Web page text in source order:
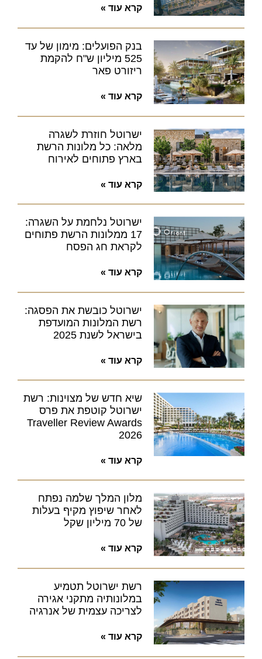
קרא עוד »
בנק הפועלים: מימון של עד
525 מיליון ש"ח להקמת
ריזורט פאר
קרא עוד »
ישרוטל חוזרת לשגרה
מלאה: כל מלונות הרשת
בארץ פתוחים לאירוח
קרא עוד »
ישרוטל נלחמת על השגרה:
17 ממלונות הרשת פתוחים
לקראת חג הפסח
קרא עוד »
ישרוטל כובשת את הפסגה:
רשת המלונות המועדפת
בישראל לשנת 2025
קרא עוד »
שיא חדש של מצוינות: רשת
ישרוטל קוטפת את פרס
Traveller Review Awards
2026
קרא עוד »
מלון המלך שלמה נפתח
לאחר שיפוץ מקיף בעלות
של 70 מיליון שקל
קרא עוד »
רשת ישרוטל תטמיע
במלונותיה מתקני אגירה
לצריכה עצמית של אנרגיה
קרא עוד »